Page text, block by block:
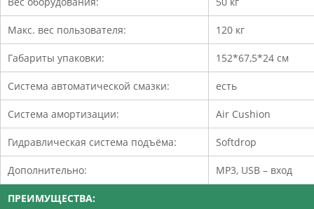
Макс. вес пользователя: 120 кг
Габариты упаковки: 152*67,5*24 см
Система автоматической смазки: есть
Система амортизации: Air Cushion
Гидравлическая система подъёма: Softdrop
Дополнительно: MP3, USB – вход
ПРЕИМУЩЕСТВА: